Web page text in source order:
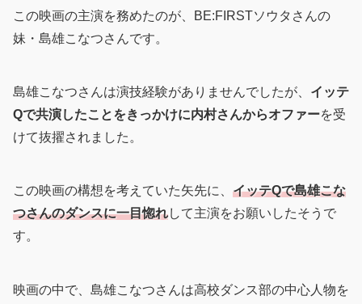
この映画の主演を務めたのが、BE:FIRSTソウタさんの
妹・島雄こなつさんです。
島雄こなつさんは演技経験がありませんでしたが、 イッテ
Qで共演したことをきっかけに内村さんからオファーを受
けて抜擢されました。
この映画の構想を考えていた矢先に、 イッテQで島雄こな
つさんのダンスに一目惚れして主演をお願いしたそうで
す。
映画の中で、島雄こなつさんは高校ダンス部の中心人物を